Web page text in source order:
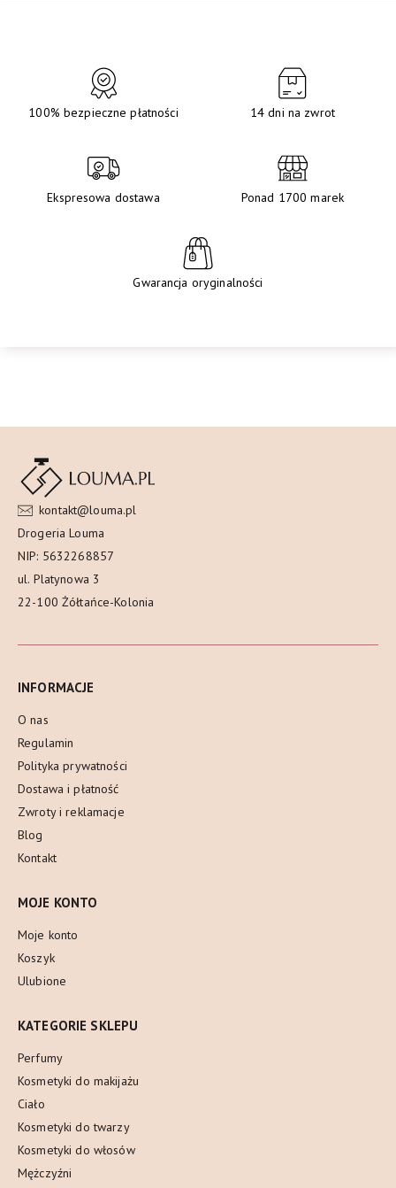
100% bezpieczne płatności 14 dni na zwrot
Ekspresowa dostawa Ponad 1700 marek
Gwarancja oryginalności
kontakt@louma.pl
Drogeria Louma
NIP: 5632268857
ul. Platynowa 3
22-100 Żółtańce-Kolonia
INFORMACJE
O nas
Regulamin
Polityka prywatności
Dostawa i płatność
Zwroty i reklamacje
Blog
Kontakt
MOJE KONTO
Moje konto
Koszyk
Ulubione
KATEGORIE SKLEPU
Perfumy
Kosmetyki do makijażu
Ciało
Kosmetyki do twarzy
Kosmetyki do włosów
Mężczyźni